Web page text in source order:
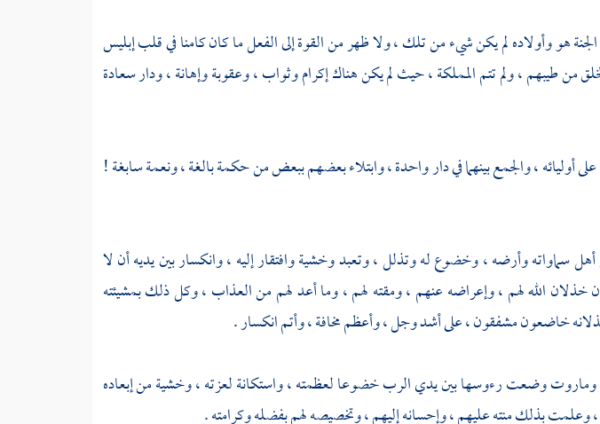
هو وأولاده لم يكن شيء من تلك ، ولا ظهر من القوة إلى الفعل ما كان كامنا في قلب إبليس
من طيبهم ، ولم تتم المملكة ، حيث لم يكن هناك إكرام وثواب ، وعقوبة وإهانة ، ودار سعادة
أوليائه ، والجمع بينهما في دار واحدة ، وابتلاء بعضهم ببعض من حكمة بالغة ، ونعمة سابغة !
وأرضه ، وخضوع له وتذلل ، وتعبد وخشية وافتقار إليه ، وانكسار بين يديه أن لا
الله لهم ، وإعراضه عنهم ، ومقته لهم ، وما أعد لهم من العذاب ، وكل ذلك بمشيئته
خاضعون مشفقون ، على أشد وجل ، وأعظم مخافة ، وأتم انكسار .
وماروتوضعت رءوسها بين يدي الرب خضوعا لعظمته ، واستكانة لعزته ، وخشية من إبعاده
، وعلمت بذلك منته عليهم ، وإحسانه إليهم ، وتخصيصه لهم بفضله وكرامته .